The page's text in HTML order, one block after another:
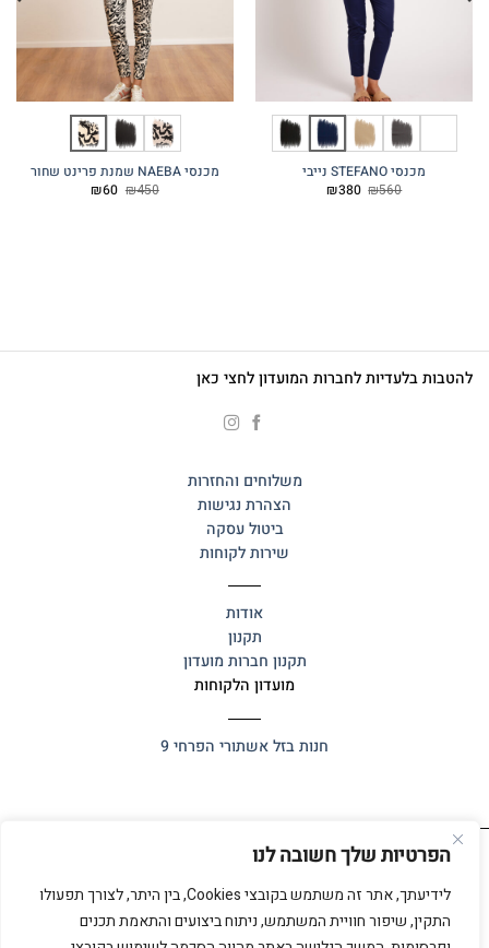
הפרטיות שלך חשובה לנו
לידיעתך, אתר זה משתמש בקובצי Cookies, בין היתר, לצורך תפעולו
התקין, שיפור חוויית המשתמש, ניתוח ביצועים והתאמת תכנים
מכנסי STEFANO נייבי
₪560 המחיר
המקורי
₪380 המחיר
מכנסי NAEBA שמנת פרינט שחור
₪450 המחיר
₪60 המחיר
להטבות בלעדיות לחברות המועדון לחצי כאן
משלוחים והחזרות
הצהרת נגישות
ביטול עסקה
שירות לקוחות
אודות
תקנון
תקנון חברות מועדון
מועדון הלקוחות
חנות בזלאשתורי הפרחי 9
כל הזכויות שמורות 2025 © אלף אלף